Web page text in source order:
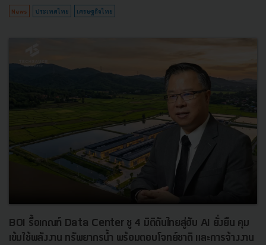
News ประเทศไทย เศรษฐกิจไทย
BOI รื้อเกณฑ์ Data Center ชู 4 มิติดันไทยสู่ฮับ AI ยั่งยืน คุม
เข้มใช้พลังงาน ทรัพยากรน้ำ พร้อมตอบโจทย์ชาติ และการจ้างงาน